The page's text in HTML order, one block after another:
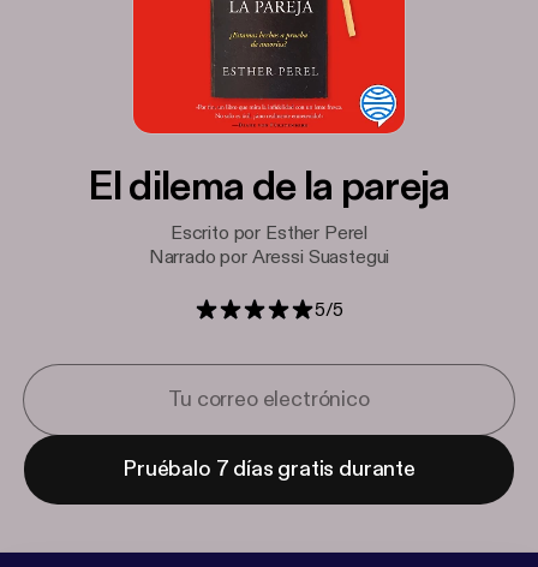
El dilema de la pareja
Escrito por Esther Perel
Narrado por Aressi Suastegui
5/5
Pruébalo 7 días gratis durante